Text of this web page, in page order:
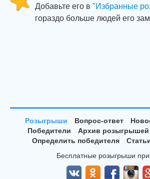
Добавьте его в "Избранные
гораздо больше людей его
Розыгрыши Вопрос-ответ
Победители
Архив розыгрышей
Определить победителя
Бесплатные розыгрыши